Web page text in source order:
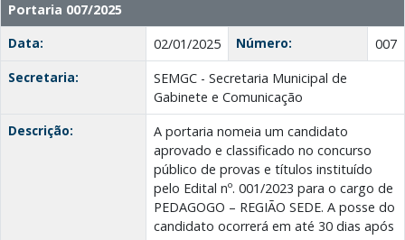
Portaria 007/2025
Data:
02/01/2025 Número:
007
Secretaria:
SEMGC - Secretaria Municipal de
Gabinete e Comunicação
Descrição:
A portaria nomeia um candidato
aprovado e classificado no concurso
público de provas e títulos instituído
pelo Edital nº. 001/2023 para o cargo de
PEDAGOGO – REGIÃO SEDE. A posse do
candidato ocorrerá em até 30 dias após